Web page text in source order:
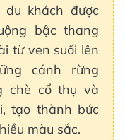
khách được
bậc thang
từ ven suối lên
cánh rừng
chè cổ thụ và
tạo thành bức
màu sắc.